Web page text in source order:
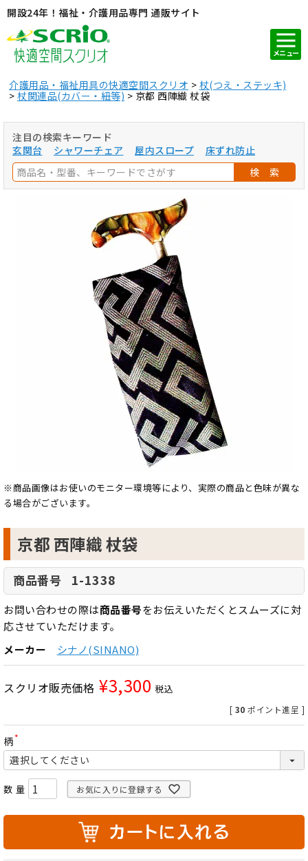
開設24年！福祉・介護用品専門 通販サイト
メニュー
介護用品・福祉用具の快適空間スクリオ
杖(つえ・ステッキ)
杖関連品(カバー・紐等)
京都 西陣織 杖袋
注目の検索キーワード
玄関台
シャワーチェア 屋内スロープ
床ずれ防止
検 索
※商品画像はお使いのモニター環境等により、実際の商品と色味が異な
る場合がございます。
京都 西陣織 杖袋
商品番号 1-1338
お問い合わせの際は商品番号をお伝えいただくとスムーズに対
応させていただけます。
メーカー
シナノ(SINANO)
スクリオ販売価格 ¥3,300 税込
[ 30 ポイント進呈 ]
柄
(
必
須
)
お気に入りに登録する